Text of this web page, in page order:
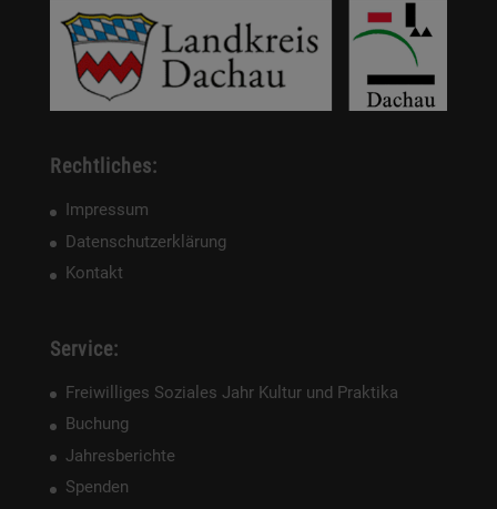
Rechtliches:
Impressum
Datenschutzerklärung
Kontakt
Service:
Freiwilliges Soziales Jahr Kultur und Praktika
Buchung
Jahresberichte
Spenden